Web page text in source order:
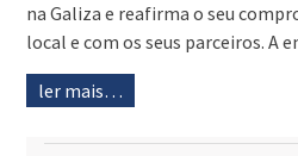
na Galiza e reafirma o seu
local e com os seus parceiros. A
ler mais…